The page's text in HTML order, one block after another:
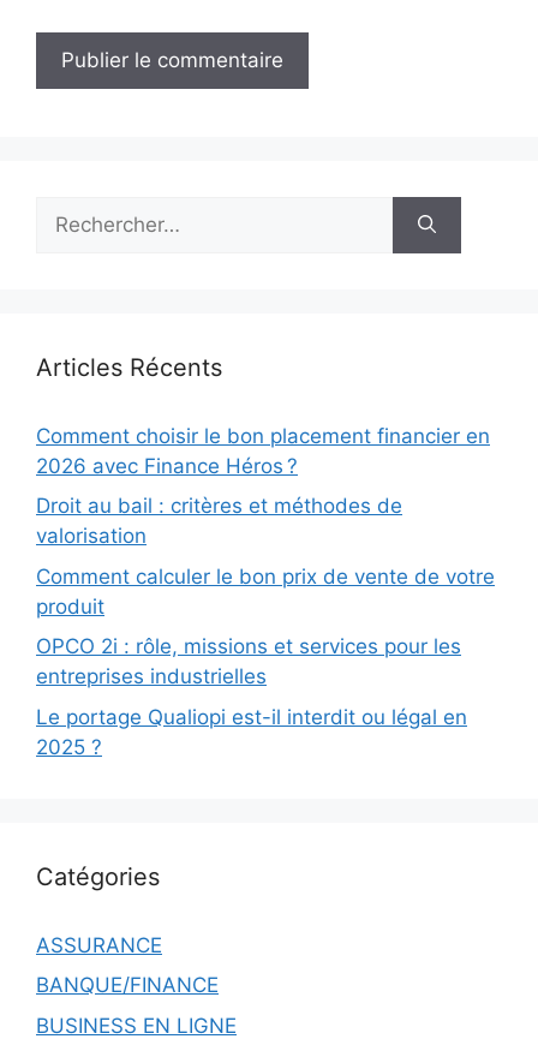
Articles Récents
Comment choisir le bon placement financier en
2026 avec Finance Héros ?
Droit au bail : critères et méthodes de
valorisation
Comment calculer le bon prix de vente de votre
produit
OPCO 2i : rôle, missions et services pour les
entreprises industrielles
Le portage Qualiopi est-il interdit ou légal en
2025 ?
Catégories
ASSURANCE
BANQUE/FINANCE
BUSINESS EN LIGNE